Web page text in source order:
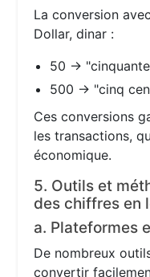
La conversion
Dollar, dinar :
50 →
500 → "cinq
Ces conversions
les transactions,
économique.
5. Outils et
des chiffres en
a. Plateformes
De nombreux
convertir